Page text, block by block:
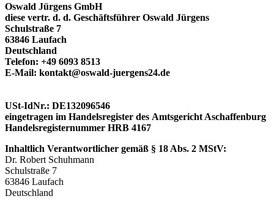
Oswald Jürgens GmbH
diese vertr. d. d. Geschäftsführer Oswald Jürgens
Schulstraße 7
63846 Laufach
Deutschland
Telefon: +49 6093 8513
E-Mail: kontakt@oswald-juergens24.de
USt-IdNr.: DE132096546
eingetragen im Handelsregister des Amtsgericht Aschaffenburg
Handelsregisternummer HRB 4167
Inhaltlich Verantwortlicher gemäß § 18 Abs. 2 MStV:
Dr. Robert Schuhmann
Schulstraße 7
63846 Laufach
Deutschland